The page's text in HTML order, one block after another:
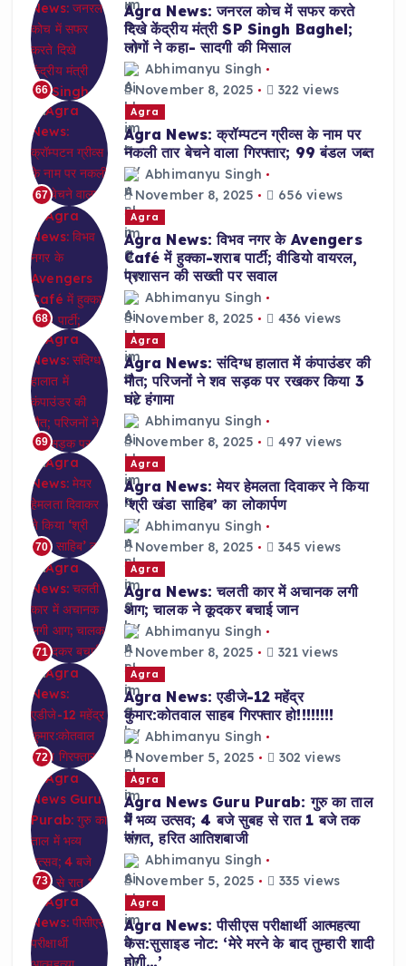
66
Agra News: जनरल कोच में सफर करते
दिखे केंद्रीय मंत्री SP Singh Baghel;
लोगों ने कहा- सादगी की मिसाल
Abhimanyu Singh
November 8, 2025
322 views
67
Agra
Agra News: क्रॉम्पटन ग्रीव्स के नाम पर
नकली तार बेचने वाला गिरफ्तार; 99 बंडल जब्त
Abhimanyu Singh
November 8, 2025
656 views
68
Agra
Agra News: विभव नगर के Avengers
Café में हुक्का-शराब पार्टी; वीडियो वायरल,
प्रशासन की सख्ती पर सवाल
Abhimanyu Singh
November 8, 2025
436 views
69
Agra
Agra News: संदिग्ध हालात में कंपाउंडर की
मौत; परिजनों ने शव सड़क पर रखकर किया 3
घंटे हंगामा
Abhimanyu Singh
November 8, 2025
497 views
70
Agra
Agra News: मेयर हेमलता दिवाकर ने किया
‘श्री खंडा साहिब’ का लोकार्पण
Abhimanyu Singh
November 8, 2025
345 views
71
Agra
Agra News: चलती कार में अचानक लगी
आग; चालक ने कूदकर बचाई जान
Abhimanyu Singh
November 8, 2025
321 views
72
Agra
Agra News: एडीजे-12 महेंद्र
कुमार:कोतवाल साहब गिरफ्तार हो!!!!!!!!
Abhimanyu Singh
November 5, 2025
302 views
73
Agra
Agra News Guru Purab: गुरु का ताल
में भव्य उत्सव; 4 बजे सुबह से रात 1 बजे तक
संगत, हरित आतिशबाजी
Abhimanyu Singh
November 5, 2025
335 views
Agra
Agra News: पीसीएस परीक्षार्थी आत्महत्या
केस:सुसाइड नोट: ‘मेरे मरने के बाद तुम्हारी शादी
होगी…’